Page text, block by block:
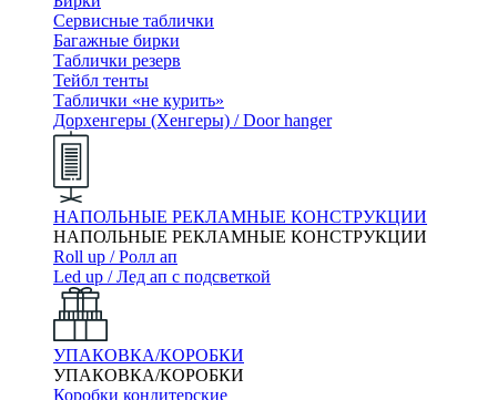
Сервисные таблички
Багажные бирки
Таблички резерв
Тейбл тенты
Таблички «не курить»
Дорхенгеры (Хенгеры) / Door hanger
НАПОЛЬНЫЕ РЕКЛАМНЫЕ КОНСТРУКЦИИ
НАПОЛЬНЫЕ РЕКЛАМНЫЕ КОНСТРУКЦИИ
Roll up / Ролл ап
Led up / Лед ап с подсветкой
УПАКОВКА/КОРОБКИ
УПАКОВКА/КОРОБКИ
Коробки кондитерские